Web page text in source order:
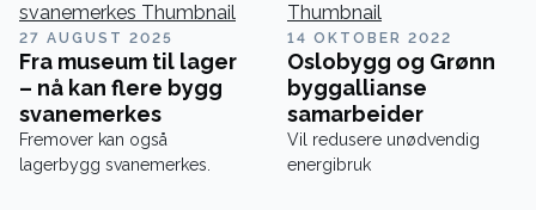
27 AUGUST 2025
Fra museum til lager
– nå kan flere bygg
svanemerkes
Fremover kan også
lagerbygg svanemerkes.
14 OKTOBER 2022
Oslobygg og Grønn
byggallianse
samarbeider
Vil redusere unødvendig
energibruk